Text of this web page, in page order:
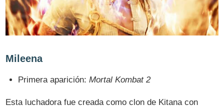
Mileena
Primera aparición:Mortal Kombat 2
Esta luchadora fue creada como clon de Kitana con